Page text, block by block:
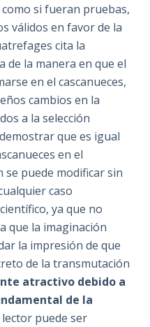
si fueran pruebas,
válidos en favor de la
cita la
de la manera en que el
en el cascanueces,
cambios en la
a la selección
que es igual
en el
puede modificar sin
caso
ya que no
que la imaginación
la impresión de que
de la transmutación
atractivo debido a
de la
lector puede ser